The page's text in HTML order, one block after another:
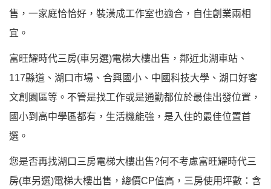
售，一家庭恰恰好，裝潢成工作室也適合，自住創業兩相
宜。
富旺耀時代三房(車另選)電梯大樓出售，鄰近北湖車站、
117縣道、湖口市場、合興國小、中國科技大學、湖口好客
文創園區等。不管是找工作或是通勤都位於最佳出發位置，
國小到高中學區都有，生活機能強，是入住的最佳位置首
選。
您是否再找湖口三房電梯大樓出售?何不考慮富旺耀時代三
房(車另選)電梯大樓出售，總價CP值高，三房使用坪數：含